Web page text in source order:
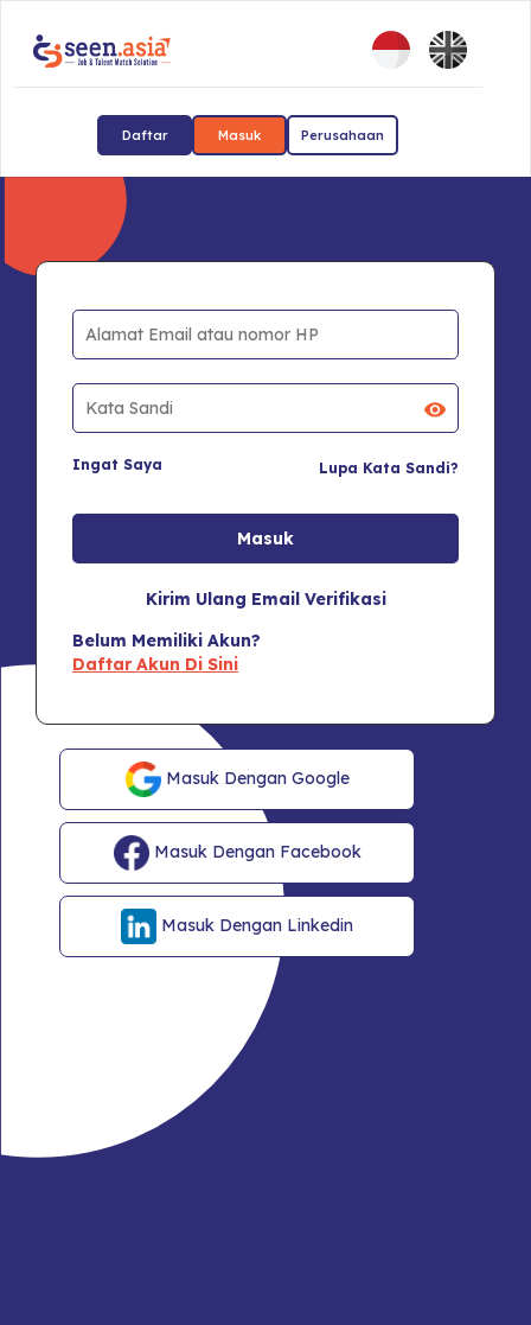
Daftar Masuk Perusahaan
Ingat Saya Lupa Kata Sandi?
Kirim Ulang Email Verifikasi
Belum Memiliki Akun?
Daftar Akun Di Sini
Masuk Dengan Google
Masuk Dengan Facebook
Masuk Dengan Linkedin